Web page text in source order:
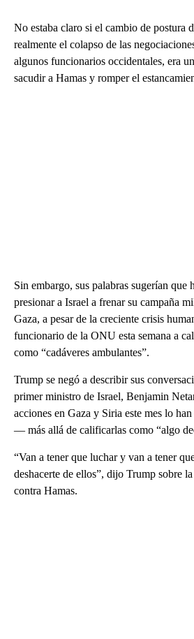
No estaba claro si el cambio de postura
realmente el colapso de las
algunos funcionarios occidentales, era
sacudir a Hamas y romper el
Sin embargo, sus palabras sugerían que
presionar a Israel a frenar su campaña
Gaza, a pesar de la creciente crisis
funcionario de la ONU esta semana a
como “cadáveres ambulantes”.
Trump se negó a describir sus
primer ministro de Israel, Benjamin
acciones en Gaza y Siria este mes lo
— más allá de calificarlas como “algo
“Van a tener que luchar y van a tener
deshacerte de ellos”, dijo Trump sobre
contra Hamas.